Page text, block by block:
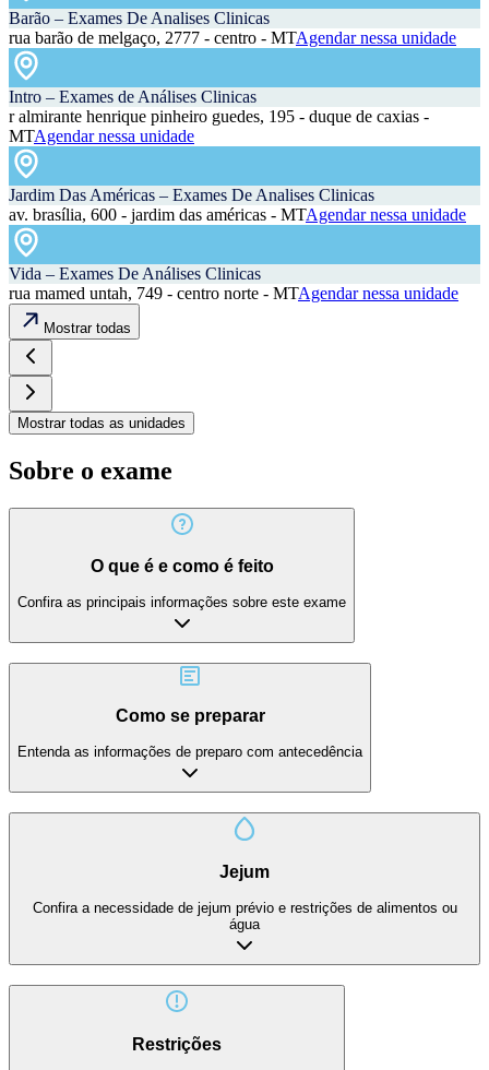
Barão – Exames De Analises Clinicas
rua barão de melgaço, 2777 - centro - MTAgendar nessa unidade
Intro – Exames de Análises Clinicas
r almirante henrique pinheiro guedes, 195 - duque de caxias -
MTAgendar nessa unidade
Jardim Das Américas – Exames De Analises Clinicas
av. brasília, 600 - jardim das américas - MTAgendar nessa unidade
Vida – Exames De Análises Clinicas
rua mamed untah, 749 - centro norte - MTAgendar nessa unidade
Mostrar todas
Mostrar todas as unidades
Sobre o exame
O que é e como é feito
Confira as principais informações sobre este exame
Como se preparar
Entenda as informações de preparo com antecedência
Jejum
Confira a necessidade de jejum prévio e restrições de alimentos ou
água
Restrições